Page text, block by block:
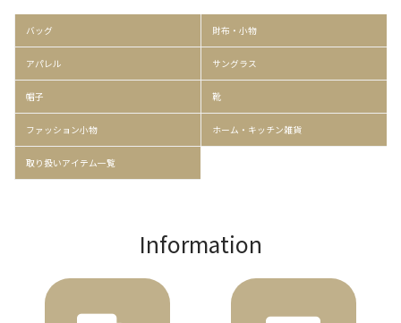
バッグ 財布・小物
アパレル サングラス
帽子 靴
ファッション小物 ホーム・キッチン雑貨
取り扱いアイテム一覧
Information